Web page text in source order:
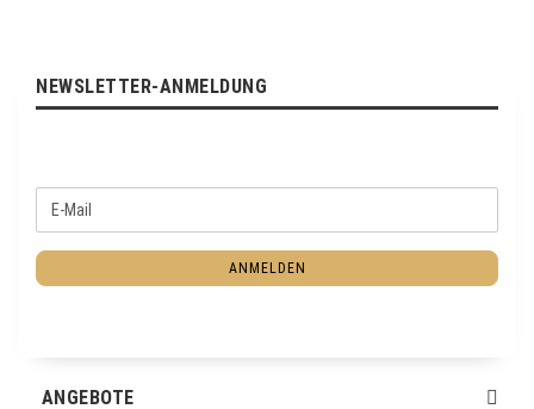
NEWSLETTER-ANMELDUNG
E
-
ANMELDEN
ANGEBOTE